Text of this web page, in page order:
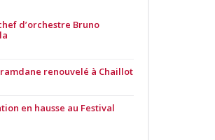
d’orchestre Bruno
renouvelé à Chaillot
en hausse au Festival